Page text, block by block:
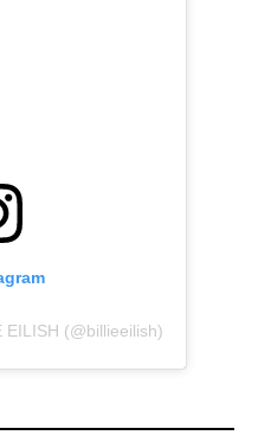
EILISH (@billieeilish)